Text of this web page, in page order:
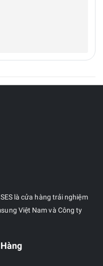
là cửa hàng trải nghiệm
Việt Nam và Công ty